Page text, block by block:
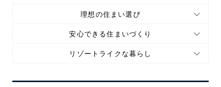
理想の住まい選び
安心できる住まいづくり
リゾートライクな暮らし